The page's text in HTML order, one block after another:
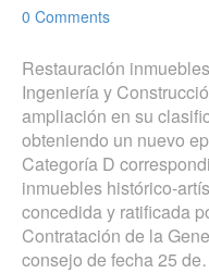
0 Comments
Restauración
Ingeniería y
ampliación en su
obteniendo un nuevo
Categoría D
inmuebles histórico-
concedida y ratificada
Contratación de la
consejo de fecha 25